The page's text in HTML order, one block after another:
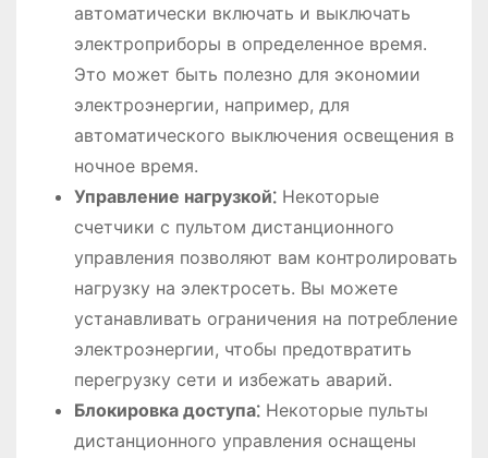
автоматически включать и выключать
электроприборы в определенное время.
Это может быть полезно для экономии
электроэнергии, например, для
автоматического выключения освещения в
ночное время.
Управление нагрузкой⁚Некоторые
счетчики с пультом дистанционного
управления позволяют вам контролировать
нагрузку на электросеть. Вы можете
устанавливать ограничения на потребление
электроэнергии, чтобы предотвратить
перегрузку сети и избежать аварий.
Блокировка доступа⁚Некоторые пульты
дистанционного управления оснащены